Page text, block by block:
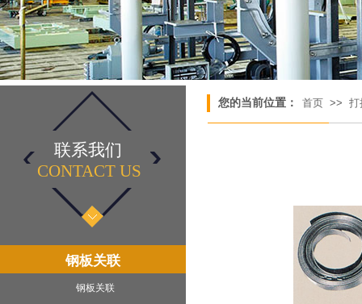
您的当前位置： 首页 >> 打
联系我们
CONTACT US​
钢板关联
钢板关联